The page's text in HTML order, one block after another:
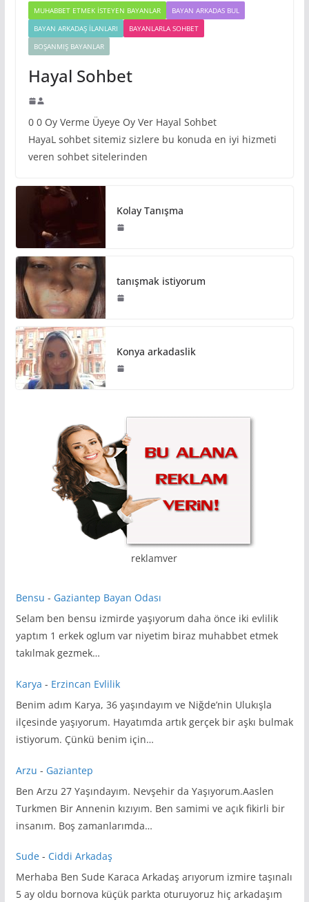
MUHABBET ETMEK İSTEYEN BAYANLAR
BAYAN ARKADAS BUL
BAYAN ARKADAŞ İLANLARI
BAYANLARLA SOHBET
BOŞANMIŞ BAYANLAR
Hayal Sohbet
0 0 Oy Verme Üyeye Oy Ver Hayal Sohbet
HayaL sohbet sitemiz sizlere bu konuda en iyi hizmeti
veren sohbet sitelerinden
Kolay Tanışma
tanışmak istiyorum
Konya arkadaslik
reklamver
Bensu - Gaziantep Bayan Odası
Selam ben bensu izmirde yaşıyorum daha önce iki evlilik
yaptım 1 erkek oglum var niyetim biraz muhabbet etmek
takılmak gezmek…
Karya - Erzincan Evlilik
Benim adım Karya, 36 yaşındayım ve Niğde’nin Ulukışla
ilçesinde yaşıyorum. Hayatımda artık gerçek bir aşkı bulmak
istiyorum. Çünkü benim için…
Arzu - Gaziantep
Ben Arzu 27 Yaşındayım. Nevşehir da Yaşıyorum.Aaslen
Turkmen Bir Annenin kızıyım. Ben samimi ve açık fikirli bir
insanım. Boş zamanlarımda…
Sude- Ciddi Arkadaş
Merhaba Ben Sude Karaca Arkadaş arıyorum izmire taşınalı
5 ay oldu bornova küçük parkta oturuyoruz hiç arkadaşım